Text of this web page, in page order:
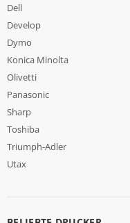
Dell
Develop
Dymo
Konica Minolta
Olivetti
Panasonic
Sharp
Toshiba
Triumph-Adler
Utax